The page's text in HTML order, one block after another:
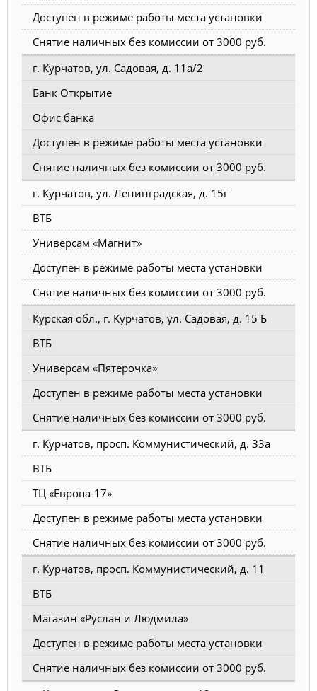
Доступен в режиме работы места установки
Снятие наличных без комиссии от 3000 руб.
г. Курчатов, ул. Садовая, д. 11а/2
Банк Открытие
Офис банка
Доступен в режиме работы места установки
Снятие наличных без комиссии от 3000 руб.
г. Курчатов, ул. Ленинградская, д. 15г
ВТБ
Универсам «Магнит»
Доступен в режиме работы места установки
Снятие наличных без комиссии от 3000 руб.
Курская обл., г. Курчатов, ул. Садовая, д. 15 Б
ВТБ
Универсам «Пятерочка»
Доступен в режиме работы места установки
Снятие наличных без комиссии от 3000 руб.
г. Курчатов, просп. Коммунистический, д. 33а
ВТБ
ТЦ «Европа-17»
Доступен в режиме работы места установки
Снятие наличных без комиссии от 3000 руб.
г. Курчатов, просп. Коммунистический, д. 11
ВТБ
Магазин «Руслан и Людмила»
Доступен в режиме работы места установки
Снятие наличных без комиссии от 3000 руб.